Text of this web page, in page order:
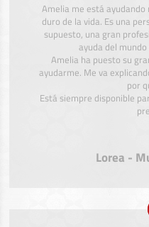
Amelia me está
duro de la vida. Es una
supuesto, una gran
ayuda del
Amelia ha puesto su
ayudarme. Me va
por
Está siempre disponible
Lorea -